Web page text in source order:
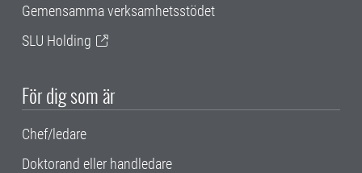
Gemensamma verksamhetsstödet
SLU Holding
För dig som är
Chef/ledare
Doktorand eller handledare